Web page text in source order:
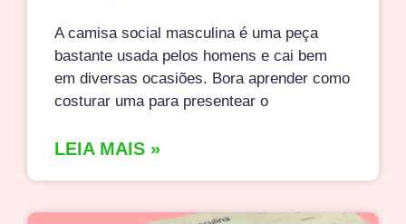
A camisa social masculina é uma peça
bastante usada pelos homens e cai bem
em diversas ocasiões. Bora aprender como
costurar uma para presentear o
LEIA MAIS »